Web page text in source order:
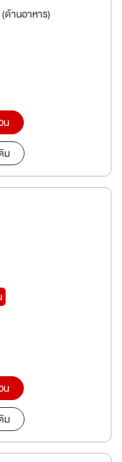
ด้านอาหาร)
น
ม
น
ม